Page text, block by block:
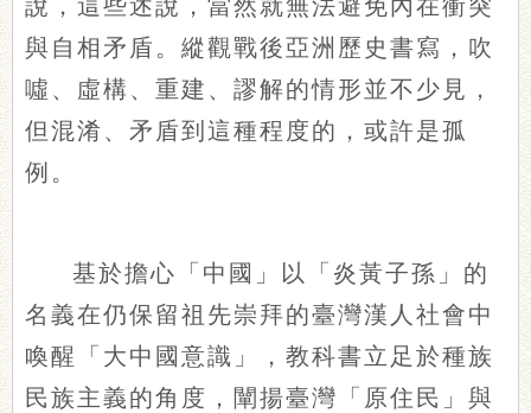
說，這些述說，當然就無法避免內在衝突
與自相矛盾。縱觀戰後亞洲歷史書寫，吹
噓、虛構、重建、謬解的情形並不少見，
但混淆、矛盾到這種程度的，或許是孤
例。
基於擔心「中國」以「炎黃子孫」的
名義在仍保留祖先崇拜的臺灣漢人社會中
喚醒「大中國意識」，教科書立足於種族
民族主義的角度，闡揚臺灣「原住民」與